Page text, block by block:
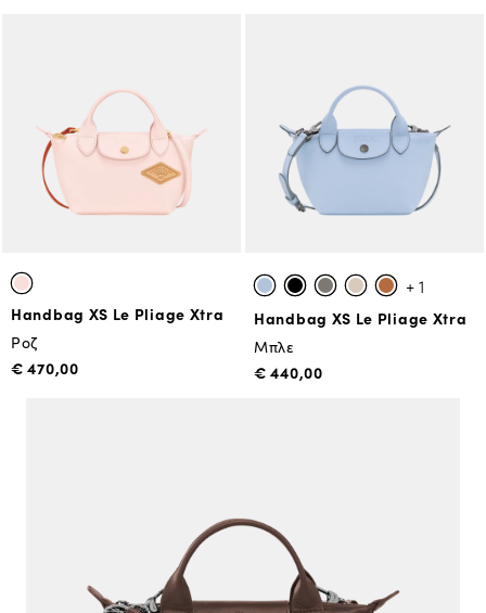
Handbag XS Le Pliage Xtra
Ροζ
€ 470,00
+ 1
Handbag XS Le Pliage Xtra
Μπλε
€ 440,00